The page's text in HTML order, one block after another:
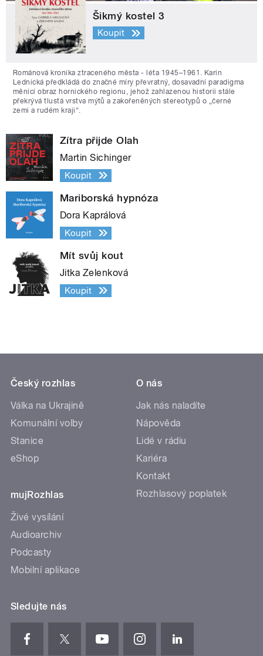
Šikmý kostel 3
Koupit
Románová kronika ztraceného města - léta 1945–1961. Karin
Lednická předkládá do značné míry převratný, dosavadní paradigma
měnící obraz hornického regionu, jehož zahlazenou historii stále
překrývá tlustá vrstva mýtů a zakořeněných stereotypů o „černé
zemi a rudém kraji“.
Zítra přijde Olah
Martin Sichinger
Koupit
Mariborská hypnóza
Dora Kaprálová
Koupit
Mít svůj kout
Jitka Zelenková
Koupit
Český rozhlas
Válka na Ukrajině
Komunální volby
Stanice
eShop
mujRozhlas
Živé vysílání
Audioarchiv
Podcasty
Mobilní aplikace
O nás
Jak nás naladíte
Nápověda
Lidé v rádiu
Kariéra
Kontakt
Rozhlasový poplatek
Sledujte nás